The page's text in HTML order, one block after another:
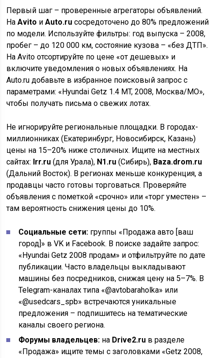
Первый шаг – проверенные агрегаторы объявлений.
НаAvito иAuto.ru сосредоточено до 80% предложений
по модели. Используйте фильтры: год выпуска – 2008,
пробег – до 120 000 км, состояние кузова – «без ДТП».
На Avito отсортируйте по цене «от дешевых» и
включите уведомления о новых объявлениях. На
Auto.ru добавьте в избранное поисковый запрос с
параметрами: «Hyundai Getz 1.4 MT, 2008, Москва/МО»,
чтобы получать письма о свежих лотах.
Не игнорируйте региональные площадки. В городах-
миллионниках (Екатеринбург, Новосибирск, Казань)
цены на 15–20% ниже столичных. Ищите на местных
сайтах: Irr.ru (для Урала), N1.ru (Сибирь), Baza.drom.ru
(Дальний Восток). В регионах меньше конкуренция, а
продавцы часто готовы торговаться. Проверяйте
объявления с пометкой «срочно» или «торг уместен» –
там вероятность снижения цены до 10%.
Социальные сети: группы «Продажа авто [ваш
город]» в VK и Facebook. В поиске задайте запрос:
«Hyundai Getz 2008 продам» и отфильтруйте по дате
публикации. Часто владельцы выкладывают
машины без посредников, снижая цену на 5–7%. В
Telegram-каналах типа «@avtobaraholka» или
«@usedcars_spb» встречаются уникальные
предложения – подпишитесь на тематические
каналы своего региона.
Форумы владельцев: на Drive2.ru в разделе
«Продажа» ищите темы с заголовками «Getz 2008,